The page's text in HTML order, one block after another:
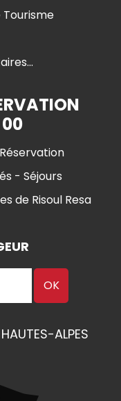
Tourisme
- Séjours
de Risoul Resa
HAUTES-ALPES